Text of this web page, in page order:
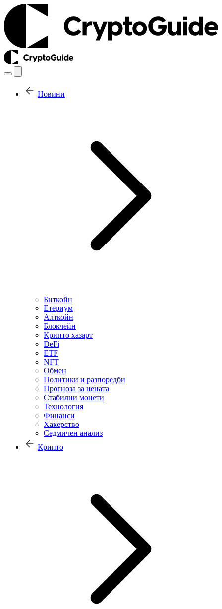
Новини
Биткойн
Етериум
Алткойн
Блокчейн
Крипто хазарт
DeFi
ETF
NFT
Обмен
Политики и разпоредби
Прогноза за цената
Стабилни монети
Технология
Финанси
Хакерство
Седмичен анализ
Крипто